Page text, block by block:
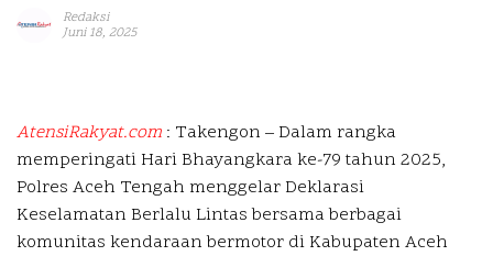
Redaksi
Juni 18, 2025
AtensiRakyat.com : Takengon – Dalam rangka
memperingati Hari Bhayangkara ke-79 tahun 2025,
Polres Aceh Tengah menggelar Deklarasi
Keselamatan Berlalu Lintas bersama berbagai
komunitas kendaraan bermotor di Kabupaten Aceh